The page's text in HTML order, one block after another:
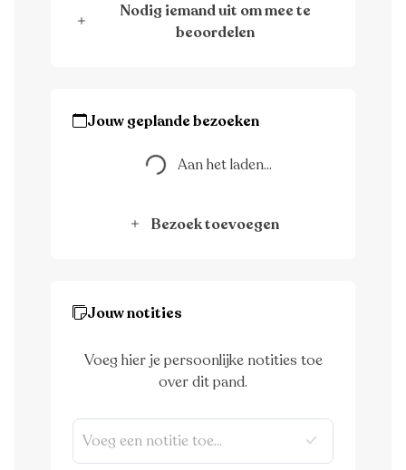
Nodig iemand uit om mee te
beoordelen
Jouw geplande bezoeken
Aan het laden...Aan het laden...
Bezoek toevoegen
Jouw notities
Voeg hier je persoonlijke notities toe
over dit pand.